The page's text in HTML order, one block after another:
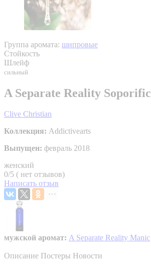
Группа аромата: шипровые
Стойкость
Шлейф
сильный
A Separate Reality Soporific
Clive Christian
Коллекция: Addictivearts
Выпущен: февраль 2018
женский
0/5 ( нет отзывов)
Написать отзыв
мужской аромат: A Separate Reality Manic
Описание Постеры Новости